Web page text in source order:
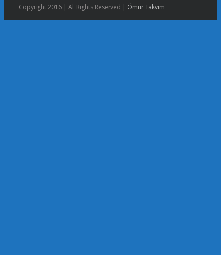
Copyright 2016 | All Rights Reserved | Ömür Takvim